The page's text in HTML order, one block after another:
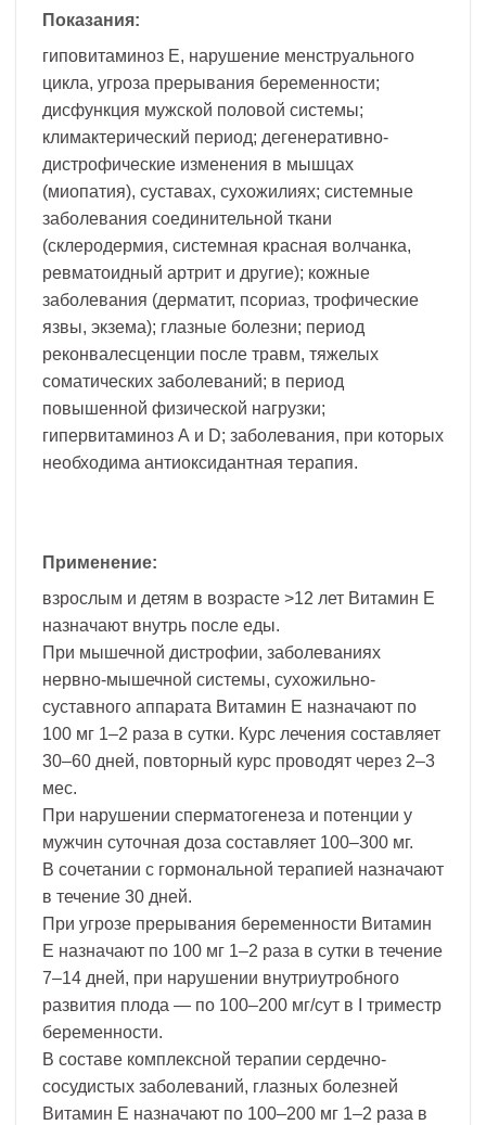
Показания:
гиповитаминоз Е, нарушение менструального
цикла, угроза прерывания беременности;
дисфункция мужской половой системы;
климактерический период; дегенеративно-
дистрофические изменения в мышцах
(миопатия), суставах, сухожилиях; системные
заболевания соединительной ткани
(склеродермия, системная красная волчанка,
ревматоидный артрит и другие); кожные
заболевания (дерматит, псориаз, трофические
язвы, экзема); глазные болезни; период
реконвалесценции после травм, тяжелых
соматических заболеваний; в период
повышенной физической нагрузки;
гипервитаминоз А и D; заболевания, при которых
необходима антиоксидантная терапия.
Применение:
взрослым и детям в возрасте >12 лет Витамин Е
назначают внутрь после еды.
При мышечной дистрофии, заболеваниях
нервно-мышечной системы, сухожильно-
суставного аппарата Витамин Е назначают по
100 мг 1–2 раза в сутки. Курс лечения составляет
30–60 дней, повторный курс проводят через 2–3
мес.
При нарушении сперматогенеза и потенции у
мужчин суточная доза составляет 100–300 мг.
В сочетании с гормональной терапией назначают
в течение 30 дней.
При угрозе прерывания беременности Витамин
Е назначают по 100 мг 1–2 раза в сутки в течение
7–14 дней, при нарушении внутриутробного
развития плода — по 100–200 мг/сут в I триместр
беременности.
В составе комплексной терапии сердечно-
сосудистых заболеваний, глазных болезней
Витамин Е назначают по 100–200 мг 1–2 раза в